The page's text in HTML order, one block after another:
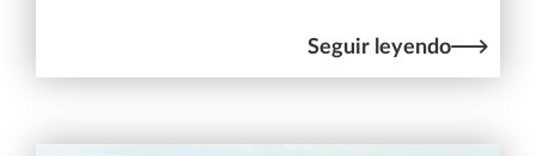
Seguir leyendo